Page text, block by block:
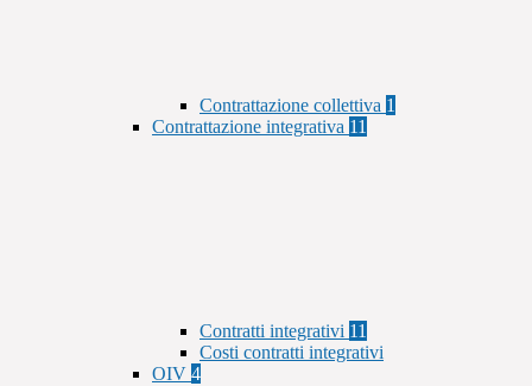
Contrattazione collettiva 1
Contrattazione integrativa 11
Contratti integrativi 11
Costi contratti integrativi
OIV 4